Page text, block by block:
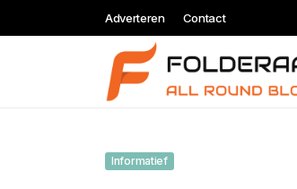
Adverteren Contact
Informatief